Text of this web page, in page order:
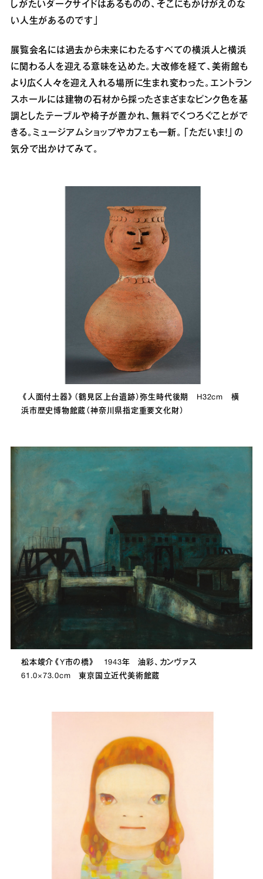
しがたいダークサイドはあるものの、そこにもかけがえのな
い人生があるのです」
展覧会名には過去から未来にわたるすべての横浜人と横浜
に関わる人を迎える意味を込めた。大改修を経て、美術館も
より広く人々を迎え入れる場所に生まれ変わった。エントラン
スホールには建物の石材から採ったさまざまなピンク色を基
調としたテーブルや椅子が置かれ、無料でくつろぐことがで
きる。ミュージアムショップやカフェも一新。「ただいま！」の
気分で出かけてみて。
《人面付土器》（鶴見区上台遺跡）弥生時代後期 H32cm 横
浜市歴史博物館蔵（神奈川県指定重要文化財）
松本竣介《Y市の橋》 1943年 油彩、カンヴァス
61.0×73.0cm 東京国立近代美術館蔵